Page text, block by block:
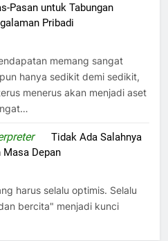
Pasan untuk Tabungan
Pribadi
memang sangat
hanya sedikit demi sedikit,
menerus akan menjadi aset
onTidak Ada Salahnya
Masa Depan
harus selalu optimis. Selalu
bercita" menjadi kunci